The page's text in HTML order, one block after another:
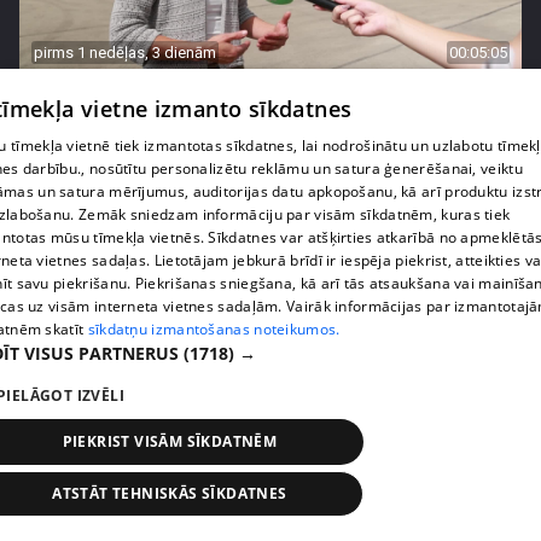
pirms 1 nedēļas, 3 dienām 00:05:05
cenu?
409. epizode
Ogas un sēnes šogad dārgākas, bet uzpirkšanas
vietne izmanto sīkdatnes
tīmekļa vietnē tiek izmantotas sīkdatnes, lai nodrošinātu un uzlabotu
darbību., nosūtītu personalizētu reklāmu un satura ģenerēšanai, veiktu
un satura mērījumus, auditorijas datu apkopošanu, kā arī produktu
Zemāk sniedzam informāciju par visām sīkdatnēm, kuras tiek
mūsu tīmekļa vietnēs. Sīkdatnes var atšķirties atkarībā no
vietnes sadaļas. Lietotājam jebkurā brīdī ir iespēja piekrist, atteikties
savu piekrišanu. Piekrišanas sniegšana, kā arī tās atsaukšana vai
uz visām interneta vietnes sadaļām. Vairāk informācijas par
skatīt sīkdatņu izmantošanas noteikumos.
VISUS PARTNERUS (1718) →
IZVĒLI
PIEKRIST VISĀM SĪKDATNĒM
ATSTĀT TEHNISKĀS SĪKDATNES